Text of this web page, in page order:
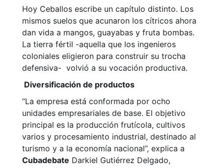
Hoy Ceballos escribe un capítulo distinto. Los
mismos suelos que acunaron los cítricos ahora
dan vida a mangos, guayabas y fruta bombas.
La tierra fértil -aquella que los ingenieros
coloniales eligieron para construir su trocha
defensiva- volvió a su vocación productiva.
Diversificación de productos
“La empresa está conformada por ocho
unidades empresariales de base. El objetivo
principal es la producción frutícola, cultivos
varios y procesamiento industrial, destinado al
turismo y a la economía nacional”, explica a
Cubadebate Darkiel Gutiérrez Delgado,